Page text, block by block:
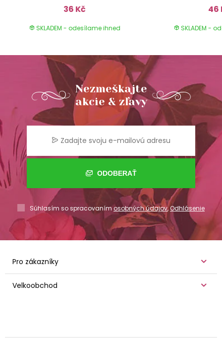
36 Kč
SKLADEM - odesílame ihned
46
SKLADEM -
Nezmeškajte
akcie & zľavy
ODOBERAŤ
Súhlasím so spracovaním osobných údajov,Odhlásenie
Pro zákazníky
Velkoobchod